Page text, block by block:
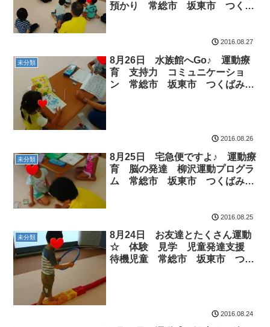
預かり 常総市 坂東市 つくば
2016.08.27
未分類
8月26日 水族館へGo♪ 運動療
育 支持力 コミュニケーショ
ン 常総市 坂東市 つくばみら
2016.08.26
未分類
8月25日 宅急便ですよ♪ 運動療
育 脳の発達 柳沢運動プログラ
ム 常総市 坂東市 つくばみら
2016.08.25
未分類
8月24日 お友達とたくさん運動
☆ 体験 見学 児童発達支援
待機児童 常総市 坂東市 つく
2016.08.24